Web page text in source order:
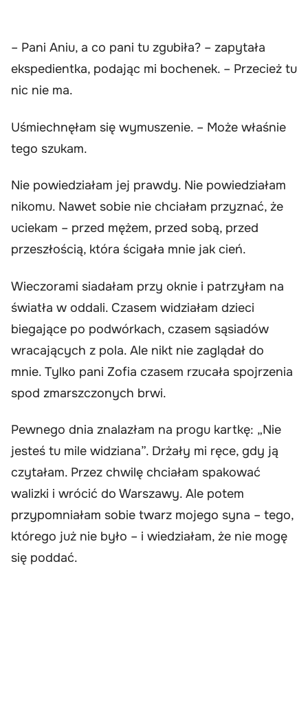
– Pani Aniu, a co pani tu zgubiła? – zapytała
ekspedientka, podając mi bochenek. – Przecież tu
nic nie ma.
Uśmiechnęłam się wymuszenie. – Może właśnie
tego szukam.
Nie powiedziałam jej prawdy. Nie powiedziałam
nikomu. Nawet sobie nie chciałam przyznać, że
uciekam – przed mężem, przed sobą, przed
przeszłością, która ścigała mnie jak cień.
Wieczorami siadałam przy oknie i patrzyłam na
światła w oddali. Czasem widziałam dzieci
biegające po podwórkach, czasem sąsiadów
wracających z pola. Ale nikt nie zaglądał do
mnie. Tylko pani Zofia czasem rzucała spojrzenia
spod zmarszczonych brwi.
Pewnego dnia znalazłam na progu kartkę: „Nie
jesteś tu mile widziana”. Drżały mi ręce, gdy ją
czytałam. Przez chwilę chciałam spakować
walizki i wrócić do Warszawy. Ale potem
przypomniałam sobie twarz mojego syna – tego,
którego już nie było – i wiedziałam, że nie mogę
się poddać.